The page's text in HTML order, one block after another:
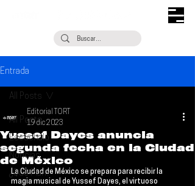
Entrada
All Posts
Escúchalo
Noticias
¿Qué Plan?
All Posts
Yussef Dayes anuncia
segunda fecha en la Ciudad
de México
Editorial TORT
19 dic 2023
La Ciudad de México se prepara para recibir la
magia musical de Yussef Dayes, el virtuoso